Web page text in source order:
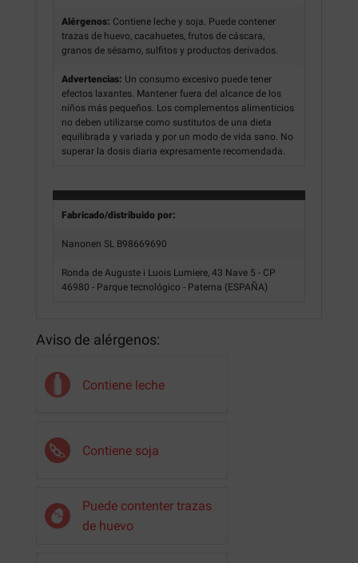
Alérgenos: Contiene leche y soja. Puede contener
trazas de huevo, cacahuetes, frutos de cáscara,
granos de sésamo, sulfitos y productos derivados.
Advertencias: Un consumo excesivo puede tener
efectos laxantes. Mantener fuera del alcance de los
niños más pequeños. Los complementos alimenticios
no deben utilizarse como sustitutos de una dieta
equilibrada y variada y por un modo de vida sano. No
superar la dosis diaria expresamente recomendada.
Fabricado/distribuido por:
Nanonen SL B98669690
Ronda de Auguste i Luois Lumiere, 43 Nave 5 - CP
46980 - Parque tecnológico - Paterna (ESPAÑA)
Aviso de alérgenos:
Contiene leche
Contiene soja
Puede contenter trazas
de huevo